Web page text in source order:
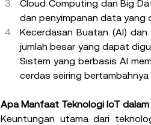
Cloud Computing dan Big
dan penyimpanan data yang
Kecerdasan Buatan (AI)
jumlah besar yang dapat
Sistem yang berbasis AI
cerdas seiring bertambahnya
Apa Manfaat Teknologi IoT
Keuntungan utama dari